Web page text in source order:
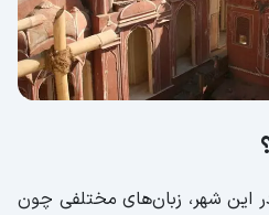
این شهر، زبان‌های مختلفی چون